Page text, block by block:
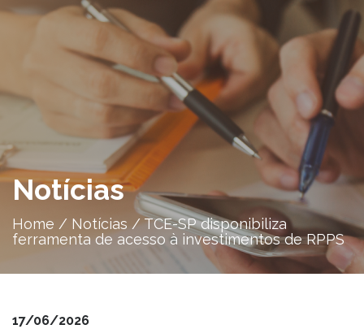
Notícias
Home / Notícias /TCE-SP disponibiliza
ferramenta de acesso à investimentos de RPPS
17/06/2026